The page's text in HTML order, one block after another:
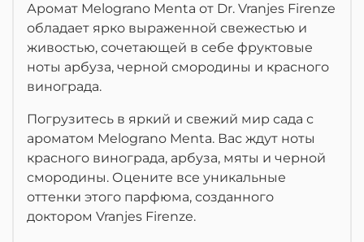
Аромат Melograno Menta от Dr. Vranjes Firenze
обладает ярко выраженной свежестью и
живостью, сочетающей в себе фруктовые
ноты арбуза, черной смородины и красного
винограда.
Погрузитесь в яркий и свежий мир сада с
ароматом Melograno Menta. Вас ждут ноты
красного винограда, арбуза, мяты и черной
смородины. Оцените все уникальные
оттенки этого парфюма, созданного
доктором Vranjes Firenze.